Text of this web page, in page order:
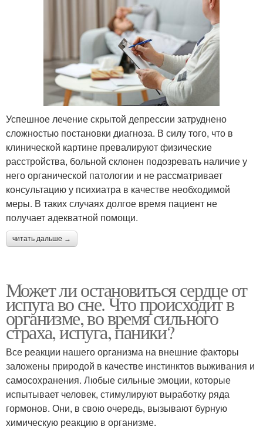
Успешное лечение скрытой депрессии затруднено
сложностью постановки диагноза. В силу того, что в
клинической картине превалируют физические
расстройства, больной склонен подозревать наличие у
него органической патологии и не рассматривает
консультацию у психиатра в качестве необходимой
меры. В таких случаях долгое время пациент не
получает адекватной помощи.
читать дальше →
Может ли остановиться сердце от
испуга во сне. Что происходит в
организме, во время сильного
страха, испуга, паники?
Все реакции нашего организма на внешние факторы
заложены природой в качестве инстинктов выживания и
самосохранения. Любые сильные эмоции, которые
испытывает человек, стимулируют выработку ряда
гормонов. Они, в свою очередь, вызывают бурную
химическую реакцию в организме.